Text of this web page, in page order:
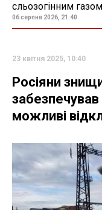
сльозогінним
06 серпня 2026, 21:40
23 квітня 2025, 10:40
Росіяни
можливі